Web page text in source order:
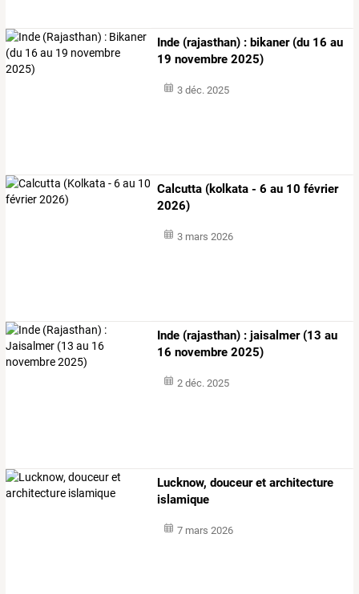
Inde (rajasthan) : bikaner (du 16 au
19 novembre 2025)
3 déc. 2025
Calcutta (kolkata - 6 au 10 février
2026)
3 mars 2026
Inde (rajasthan) : jaisalmer (13 au
16 novembre 2025)
2 déc. 2025
Lucknow, douceur et architecture
islamique
7 mars 2026